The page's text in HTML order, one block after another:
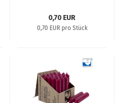
0,70 EUR
0,70 EUR pro Stück